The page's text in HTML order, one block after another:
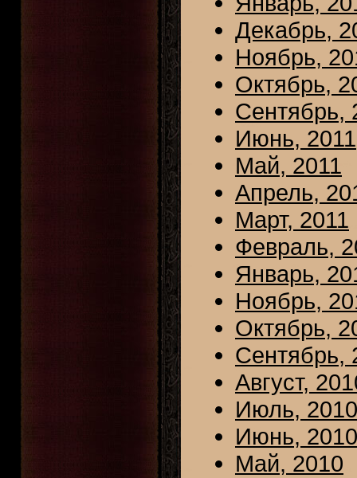
Декабрь,
Ноябрь,
Октябрь,
Сентябрь,
Июнь, 2011
Май, 2011
Апрель,
Март, 2011
Февраль,
Январь,
Ноябрь,
Октябрь,
Сентябрь,
Август,
Июль, 2010
Июнь, 2010
Май, 2010